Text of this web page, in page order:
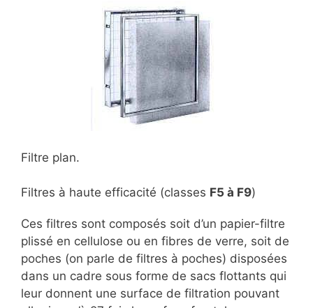
Filtre plan.
Filtres à haute efficacité (classes F5 à F9)
Ces filtres sont composés soit d’un papier-filtre
plissé en cellulose ou en fibres de verre, soit de
poches (on parle de filtres à poches) disposées
dans un cadre sous forme de sacs flottants qui
leur donnent une surface de filtration pouvant